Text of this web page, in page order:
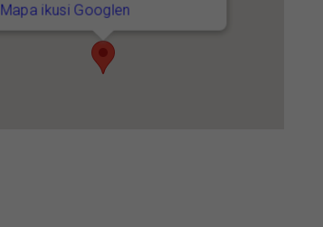
Mapa ikusi Googlen